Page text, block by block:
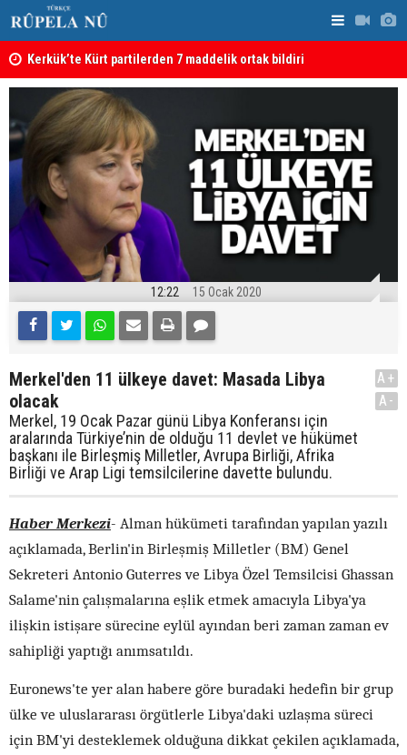
Kerkük’te Kürt partilerden 7 maddelik ortak bildiri
12:22 15 Ocak 2020
Merkel'den 11 ülkeye davet: Masada Libya
olacak
Merkel, 19 Ocak Pazar günü Libya Konferansı için
aralarında Türkiye’nin de olduğu 11 devlet ve hükümet
başkanı ile Birleşmiş Milletler, Avrupa Birliği, Afrika
Birliği ve Arap Ligi temsilcilerine davette bulundu.
A+
A-
Haber Merkezi- Alman hükümeti tarafından yapılan yazılı
açıklamada, Berlin'in Birleşmiş Milletler (BM) Genel
Sekreteri Antonio Guterres ve Libya Özel Temsilcisi Ghassan
Salame'nin çalışmalarına eşlik etmek amacıyla Libya'ya
ilişkin istişare sürecine eylül ayından beri zaman zaman ev
sahipliği yaptığı anımsatıldı.
Euronews'te yer alan habere göre buradaki hedefin bir grup
ülke ve uluslararası örgütlerle Libya'daki uzlaşma süreci
için BM'yi desteklemek olduğuna dikkat çekilen açıklamada,